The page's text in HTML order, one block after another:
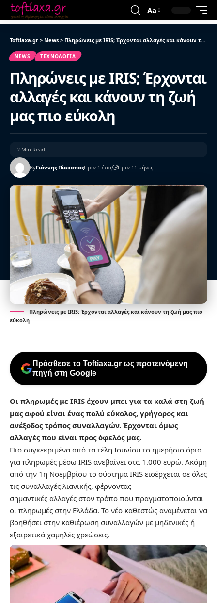
Aa
Toftiaxa.gr > News > Πληρώνεις με IRIS; Έρχονται αλλαγές και κάνουν τη ζωή μας πιο εύκολη
NEWS ΤΕΧΝΟΛΟΓΊΑ
Πληρώνεις με IRIS; Έρχονται
αλλαγές και κάνουν τη ζωή
μας πιο εύκολη
ByΓιάννης ΠίσκοποςΠριν 1 έτος Πριν 11 μήνες
2 Min Read
Πληρώνεις με IRIS; Έρχονται αλλαγές και κάνουν τη ζωή μας πιο
εύκολη
Πρόσθεσε το Toftiaxa.gr ως προτεινόμενη
πηγή στη Google
Οι πληρωμές με IRIS έχουν μπει για τα καλά στη ζωή
μας αφού είναι ένας πολύ εύκολος, γρήγορος και
ανέξοδος τρόπος συναλλαγών. Έρχονται όμως
αλλαγές που είναι προς όφελός μας.
Πιο συγκεκριμένα από τα τέλη Ιουνίου το ημερήσιο όριο
για πληρωμές μέσω IRIS ανεβαίνει στα 1.000 ευρώ. Ακόμη
από την 1η Νοεμβρίου το σύστημα IRIS εισέρχεται σε όλες
τις συναλλαγές λιανικής, φέρνοντας
σημαντικές αλλαγές στον τρόπο που πραγματοποιούνται
οι πληρωμές στην Ελλάδα. Το νέο καθεστώς αναμένεται να
βοηθήσει στην καθιέρωση συναλλαγών με μηδενικές ή
εξαιρετικά χαμηλές χρεώσεις.